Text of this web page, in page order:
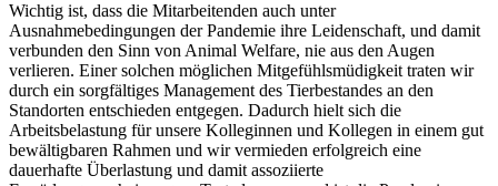
Wichtig ist, dass die Mitarbeitenden auch unter
Ausnahmebedingungen der Pandemie ihre Leidenschaft, und damit
verbunden den Sinn von Animal Welfare, nie aus den Augen
verlieren. Einer solchen möglichen Mitgefühlsmüdigkeit traten wir
durch ein sorgfältiges Management des Tierbestandes an den
Standorten entschieden entgegen. Dadurch hielt sich die
Arbeitsbelastung für unsere Kolleginnen und Kollegen in einem gut
bewältigbaren Rahmen und wir vermieden erfolgreich eine
dauerhafte Überlastung und damit assoziierte